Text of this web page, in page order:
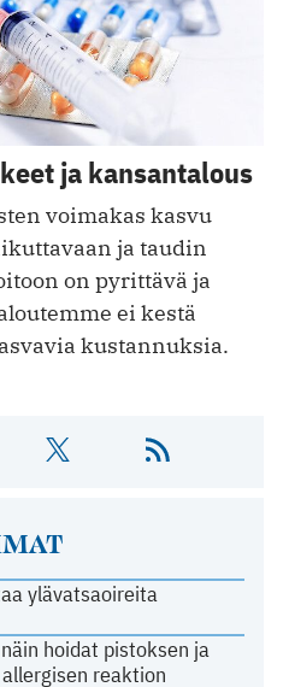
ja kansantalous
voimakas kasvu
ja taudin
on pyrittävä ja
ei kestä
kustannuksia.
ylävatsaoireita
hoidat pistoksen ja
reaktion